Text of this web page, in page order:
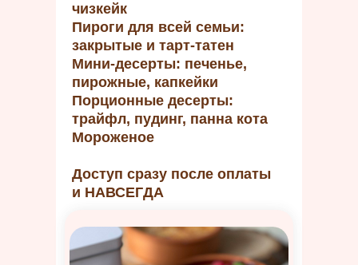
чизкейк
Пироги для всей семьи:
закрытые и тарт-татен
Мини-десерты: печенье,
пирожные, капкейки
Порционные десерты:
трайфл, пудинг, панна кота
Мороженое
Доступ сразу после оплаты
и НАВСЕГДА